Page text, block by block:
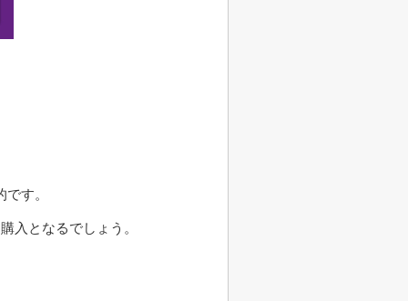
す。
入となるでしょう。